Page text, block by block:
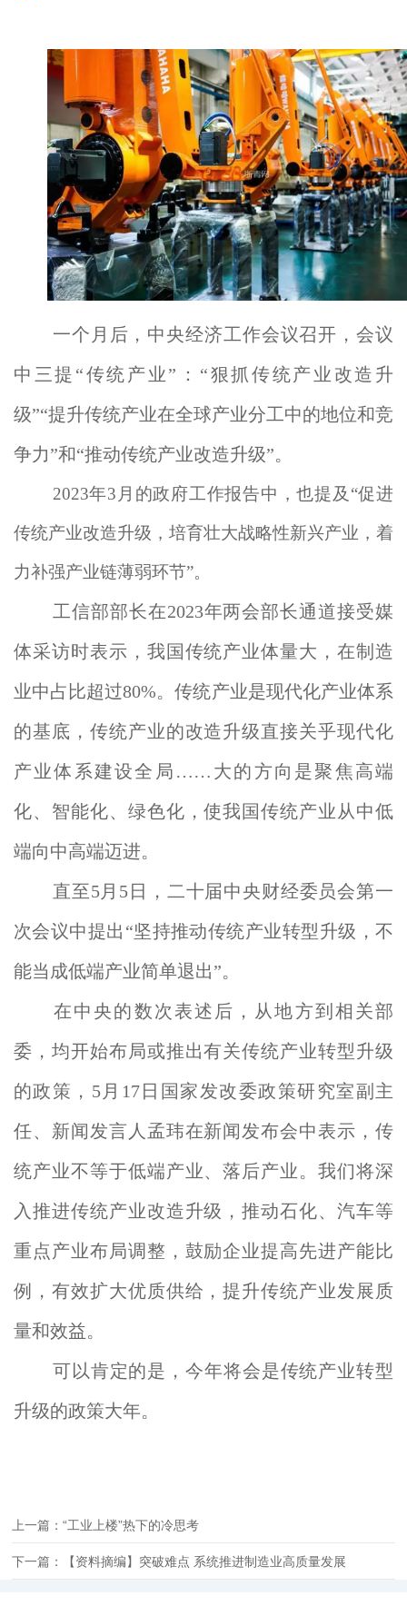
一个月后，中央经济工作会议召开，会议
中三提“传统产业”：“狠抓传统产业改造升
级”“提升传统产业在全球产业分工中的地位和竞
争力”和“推动传统产业改造升级”。
2023年3月的政府工作报告中，也提及“促进
传统产业改造升级，培育壮大战略性新兴产业，着
力补强产业链薄弱环节”。
工信部部长在2023年两会部长通道接受媒
体采访时表示，我国传统产业体量大，在制造
业中占比超过80%。传统产业是现代化产业体系
的基底，传统产业的改造升级直接关乎现代化
产业体系建设全局……大的方向是聚焦高端
化、智能化、绿色化，使我国传统产业从中低
端向中高端迈进。
直至5月5日，二十届中央财经委员会第一
次会议中提出“坚持推动传统产业转型升级，不
能当成低端产业简单退出”。
在中央的数次表述后，从地方到相关部
委，均开始布局或推出有关传统产业转型升级
的政策，5月17日国家发改委政策研究室副主
任、新闻发言人孟玮在新闻发布会中表示，传
统产业不等于低端产业、落后产业。我们将深
入推进传统产业改造升级，推动石化、汽车等
重点产业布局调整，鼓励企业提高先进产能比
例，有效扩大优质供给，提升传统产业发展质
量和效益。
可以肯定的是，今年将会是传统产业转型
升级的政策大年。
上一篇：“工业上楼”热下的冷思考
下一篇：【资料摘编】突破难点 系统推进制造业高质量发展